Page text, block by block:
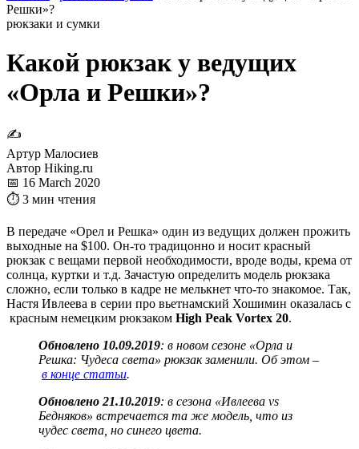
Решки»?
рюкзаки и сумки
Какой рюкзак у ведущих
«Орла и Решки»?
✍
Артур Малосиев
Автор Hiking.ru
📅 16 March 2020
⏱ 3 мин чтения
В передаче «Орел и Решка» один из ведущих должен прожить
выходные на $100. Он-то традицонно и носит красный
рюкзак с вещами первой необходимости, вроде воды, крема от
солнца, куртки и т.д. Зачастую определить модель рюкзака
сложно, если только в кадре не мелькнет что-то знакомое. Так,
Настя Ивлеева в серии про вьетнамский Хошимин оказалась с
красным немецким рюкзаком High Peak Vortex 20.
Обновлено 10.09.2019: в новом сезоне «Орла и
Решка: Чудеса света» рюкзак заменили. Об этом –
в конце статьи.
Обновлено 21.10.2019: в сезона «Ивлеева vs
Бедняков» встречается та же модель, что из
чудес света, но синего цвета.